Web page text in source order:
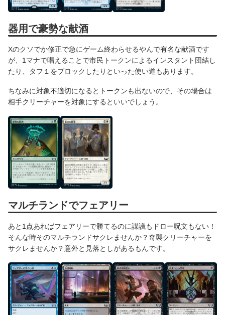
器用で豪勢な献酒
Xのクソでか修正で急にゲーム終わらせるやんで有名な献酒です
が、1マナで唱えることで市民トークンによるインスタント団結し
たり、タフ１をブロックしたりといった使い道もあります。
ちなみに対象不適切になるとトークンも出ないので、その場合は
相手クリーチャーを対象にするといいでしょう。
マルチランドでフェアリー
あと1点あればフェアリーで勝てるのに謀議もドロー呪文もない！
そんな時そのマルチランドサクレませんか？奇襲クリーチャーを
サクレませんか？意外と見落としがあるもんです。